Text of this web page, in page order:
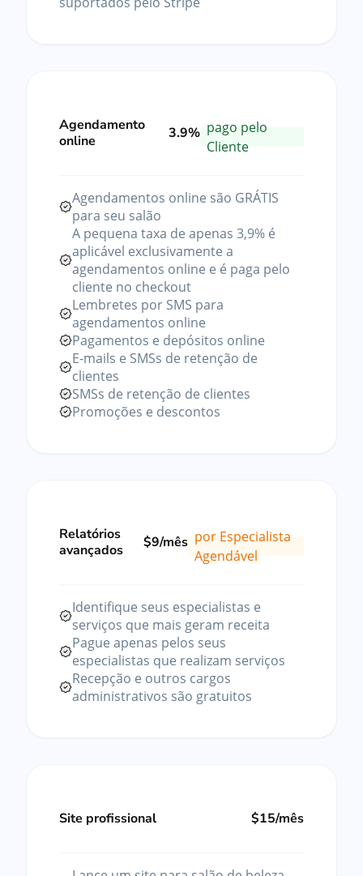
Agendamento
online
3.9% pago pelo
Cliente
Agendamentos online são GRÁTIS
para seu salão
A pequena taxa de apenas 3,9% é
aplicável exclusivamente a
agendamentos online e é paga pelo
cliente no checkout
Lembretes por SMS para
agendamentos online
Pagamentos e depósitos online
E-mails e SMSs de retenção de
clientes
SMSs de retenção de clientes
Promoções e descontos
Relatórios
avançados
$9/mês por Especialista
Agendável
Identifique seus especialistas e
serviços que mais geram receita
Pague apenas pelos seus
especialistas que realizam serviços
Recepção e outros cargos
administrativos são gratuitos
Site profissional $15/mês